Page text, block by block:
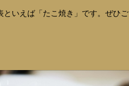
といえば「たこ焼き」です。ぜひご